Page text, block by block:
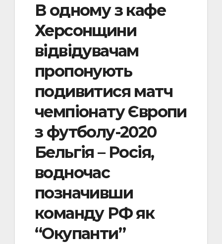
В одному з кафе
Херсонщини
відвідувачам
пропонують
подивитися матч
чемпіонату Європи
з футболу-2020
Бельгія – Росія,
водночас
позначивши
команду РФ як
“Окупанти”